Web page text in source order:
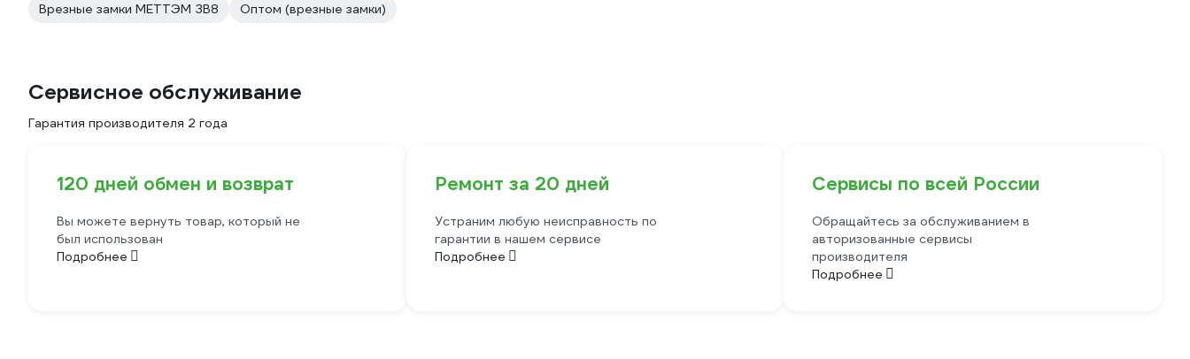
Врезные замки МЕТТЭМ ЗВ8
Оптом (врезные замки)
Сервисное обслуживание
Гарантия производителя 2 года
120 дней обмен и возврат
Вы можете вернуть товар, который не
был использован
Подробнее
Ремонт за 20 дней
Устраним любую неисправность по
гарантии в нашем сервисе
Подробнее
Сервисы по всей России
Обращайтесь за обслуживанием в
авторизованные сервисы
производителя
Подробнее